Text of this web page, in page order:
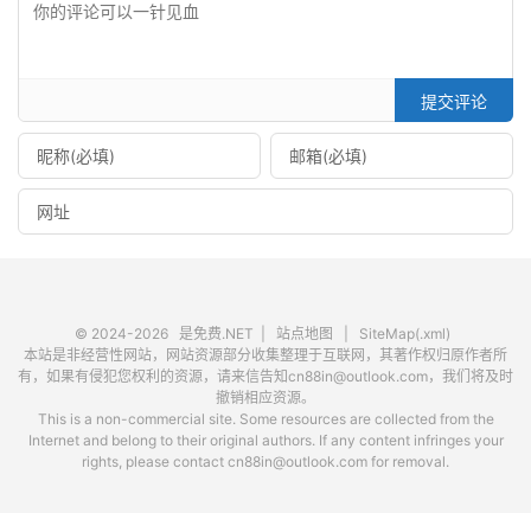
提交评论
© 2024-2026 是免费.NET 站点地图
SiteMap(.xml)
本站是非经营性网站，网站资源部分收集整理于互联网，其著作权归原作者所
有，如果有侵犯您权利的资源，请来信告知cn88in@outlook.com，我们将及时
撤销相应资源。
This is a non-commercial site. Some resources are collected from the
Internet and belong to their original authors. If any content infringes your
rights, please contact cn88in@outlook.com for removal.